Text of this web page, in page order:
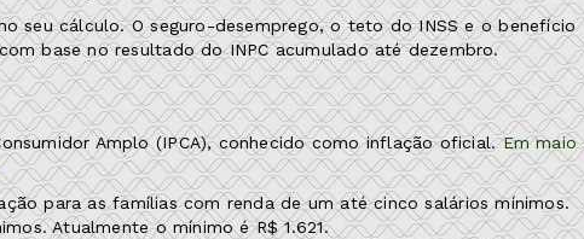
seu cálculo. O seguro-desemprego, o teto do INSS e o benefício
base no resultado do INPC acumulado até dezembro.
Amplo (IPCA), conhecido como inflação oficial.Em maio
para as famílias com renda de um até cinco salários mínimos.
Atualmente o mínimo é R$ 1.621.